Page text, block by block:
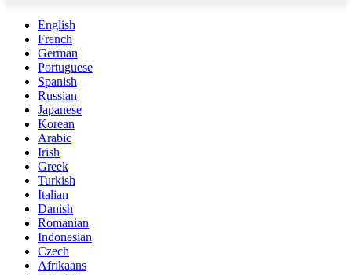
English
French
German
Portuguese
Spanish
Russian
Japanese
Korean
Arabic
Irish
Greek
Turkish
Italian
Danish
Romanian
Indonesian
Czech
Afrikaans